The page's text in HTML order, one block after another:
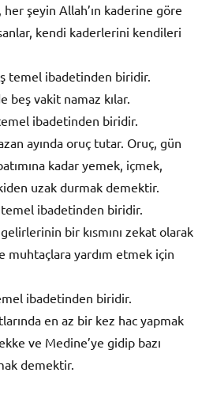
her şeyin Allah’ın kaderine göre
kendi kaderlerini kendileri
temel ibadetinden biridir.
beş vakit namaz kılar.
ibadetinden biridir.
ayında oruç tutar. Oruç, gün
kadar yemek, içmek,
uzak durmak demektir.
temel ibadetinden biridir.
bir kısmını zekat olarak
muhtaçlara yardım etmek için
ibadetinden biridir.
en az bir kez hac yapmak
ve Medine’ye gidip bazı
demektir.